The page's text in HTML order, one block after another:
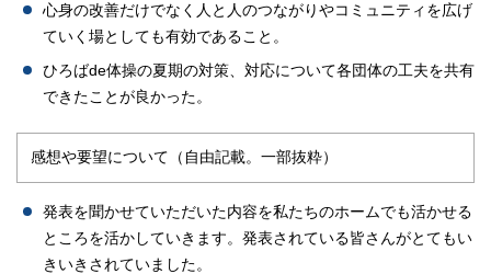
心身の改善だけでなく人と人のつながりやコミュニティを広げ
ていく場としても有効であること。
ひろばde体操の夏期の対策、対応について各団体の工夫を共有
できたことが良かった。
感想や要望について（自由記載。一部抜粋）
発表を聞かせていただいた内容を私たちのホームでも活かせる
ところを活かしていきます。発表されている皆さんがとてもい
きいきされていました。